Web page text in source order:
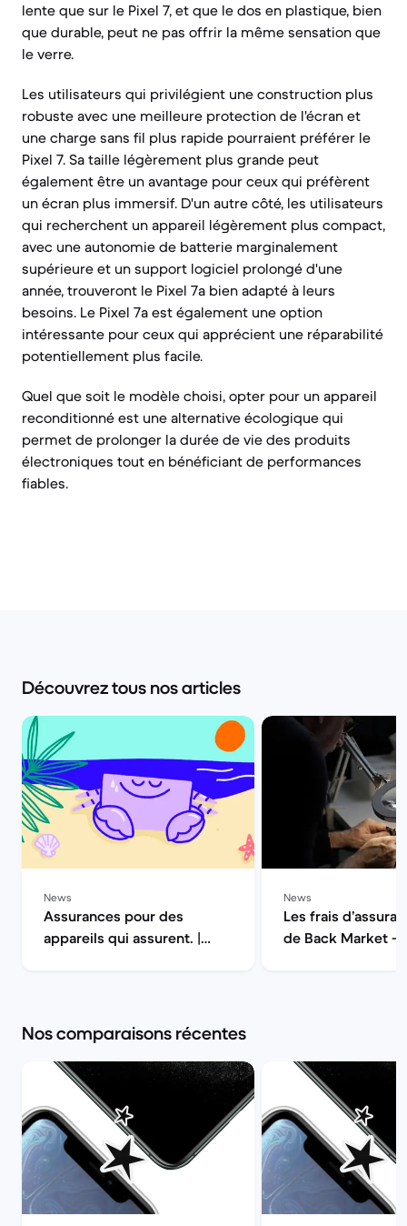
lente que sur le Pixel 7, et que le dos en plastique, bien
que durable, peut ne pas offrir la même sensation que
le verre.
Les utilisateurs qui privilégient une construction plus
robuste avec une meilleure protection de l'écran et
une charge sans fil plus rapide pourraient préférer le
Pixel 7. Sa taille légèrement plus grande peut
également être un avantage pour ceux qui préfèrent
un écran plus immersif. D'un autre côté, les utilisateurs
qui recherchent un appareil légèrement plus compact,
avec une autonomie de batterie marginalement
supérieure et un support logiciel prolongé d'une
année, trouveront le Pixel 7a bien adapté à leurs
besoins. Le Pixel 7a est également une option
intéressante pour ceux qui apprécient une réparabilité
potentiellement plus facile.
Quel que soit le modèle choisi, opter pour un appareil
reconditionné est une alternative écologique qui
permet de prolonger la durée de vie des produits
électroniques tout en bénéficiant de performances
fiables.
Découvrez tous nos articles
News
Assurances pour des
appareils qui assurent. |
News
Les frais
de Back Market
Nos comparaisons récentes